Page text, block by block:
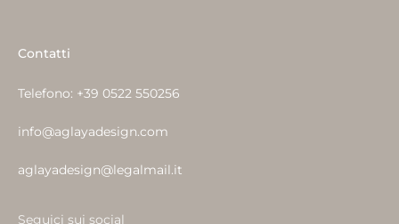
Contatti
Telefono: +39 0522 550256
info@aglayadesign.com
aglayadesign@legalmail.it
Seguici sui social